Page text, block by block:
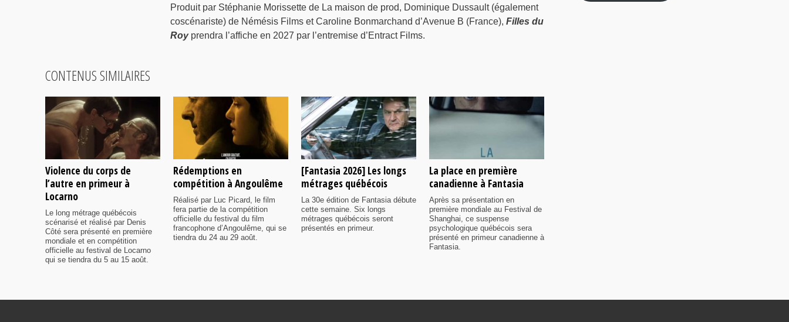
Produit par Stéphanie Morissette de La maison de prod, Dominique Dussault (également
coscénariste) de Némésis Films et Caroline Bonmarchand d’Avenue B (France), Filles du
Royprendra l’affiche en 2027 par l’entremise d’Entract Films.
CONTENUS SIMILAIRES
Violence du corps de
l’autre en primeur à
Locarno
Le long métrage québécois
scénarisé et réalisé par Denis
Côté sera présenté en première
mondiale et en compétition
officielle au festival de Locarno
qui se tiendra du 5 au 15 août.
Rédemptions en
compétition à Angoulême
Réalisé par Luc Picard, le film
fera partie de la compétition
officielle du festival du film
francophone d’Angoulême, qui se
tiendra du 24 au 29 août.
[Fantasia 2026] Les longs
métrages québécois
La 30e édition de Fantasia débute
cette semaine. Six longs
métrages québécois seront
présentés en primeur.
La place en première
canadienne à Fantasia
Après sa présentation en
première mondiale au Festival de
Shanghai, ce suspense
psychologique québécois sera
présenté en primeur canadienne à
Fantasia.